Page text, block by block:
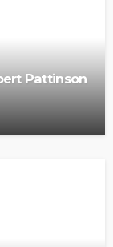
Pattinson